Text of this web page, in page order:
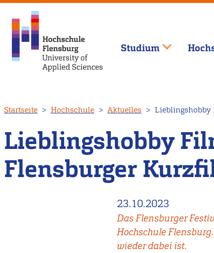
zum
Inhalt
Studium
Startseite Hochschule Aktuelles Lieblingshobby
Lieblingshobby
Flensburger
23.10.2023
Das Flensburger
Hochschule
wieder dabei ist.